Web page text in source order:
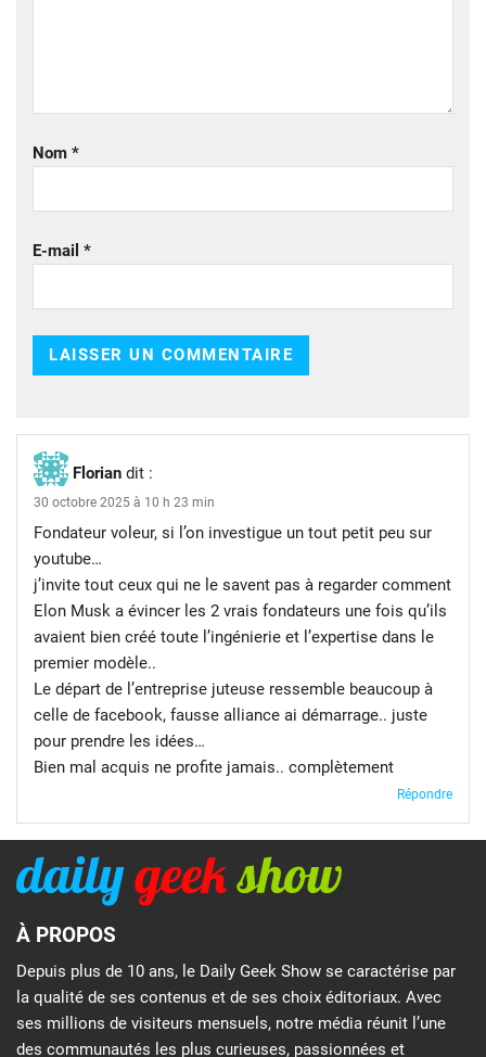
Nom *
E-mail *
Florian dit :
30 octobre 2025 à 10 h 23 min
Fondateur voleur, si l’on investigue un tout petit peu sur
youtube…
j’invite tout ceux qui ne le savent pas à regarder comment
Elon Musk a évincer les 2 vrais fondateurs une fois qu’ils
avaient bien créé toute l’ingénierie et l’expertise dans le
premier modèle..
Le départ de l’entreprise juteuse ressemble beaucoup à
celle de facebook, fausse alliance ai démarrage.. juste
pour prendre les idées…
Bien mal acquis ne profite jamais.. complètement
Répondre
À PROPOS
Depuis plus de 10 ans, le Daily Geek Show se caractérise par
la qualité de ses contenus et de ses choix éditoriaux. Avec
ses millions de visiteurs mensuels, notre média réunit l’une
des communautés les plus curieuses, passionnées et